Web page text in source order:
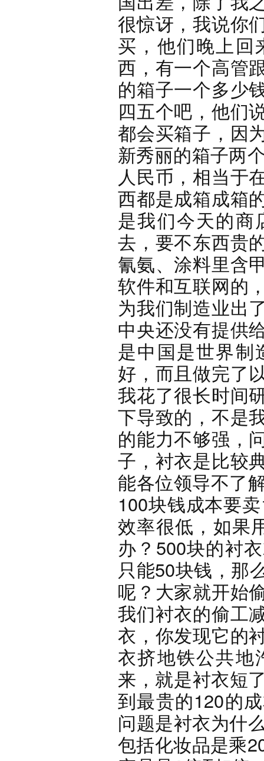
很惊讶，我说你
买，他们晚上回
西，有一个高管
的箱子一个多少
四五个吧，他们
都会买箱子，因
新秀丽的箱子两
人民币，相当于
西都是成箱成箱
是我们今天的商
去，要不东西贵
氰氨、涂料里含
软件和互联网的
为我们制造业出
中央还没有提供
是中国是世界制
好，而且做完了
我花了很长时间
下导致的，不是
的能力不够强，
子，衬衣是比较
能各位领导不了
100块钱成本要
效率很低，如果
办？500块的衬
只能50块钱，那
呢？大家就开始
我们衬衣的偷工
衣，你发现它的
衣挤地铁公共地
来，就是衬衣短
到最贵的120的
问题是衬衣为什
包括化妆品是乘